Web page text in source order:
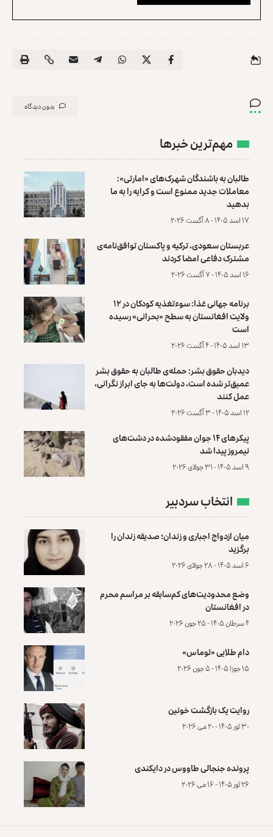
بدون دیدگاه
مهم‌ترین خبرها
طالبان به باشندگان شهرک‌های «امارتی»:
معاملات جدید ممنوع است و کرایه را به ما
بدهید
۱۷ اسد ۱۴۰۵ - ۸ آگست ۲۰۲۶
عربستان سعودی، ترکیه و پاکستان توافق‌نامه‌ی
مشترک دفاعی امضا کردند
۱۶ اسد ۱۴۰۵ - ۷ آگست ۲۰۲۶
برنامه جهانی غذا: سوءتغذیه کودکان در ۱۲
ولایت افغانستان به سطح «بحرانی» رسیده
است
۱۳ اسد ۱۴۰۵ - ۴ آگست ۲۰۲۶
دیدبان حقوق بشر: حمله‌ی طالبان به حقوق بشر
عمیق‌تر شده است، دولت‌ها به جای ابراز نگرانی،
عمل کنند
۱۲ اسد ۱۴۰۵ - ۳ آگست ۲۰۲۶
پیکرهای ۱۴ جوان مفقودشده در دشت‌های
نیمروز پیدا شد
۹ اسد ۱۴۰۵ - ۳۱ جولای ۲۰۲۶
انتخاب سردبیر
میان ازدواج اجباری و زندان؛ صدیقه زندان را
برگزید
۶ اسد ۱۴۰۵ - ۲۸ جولای ۲۰۲۶
وضع محدودیت‌های کم‌سابقه بر مراسم محرم
در افغانستان
۴ سرطان ۱۴۰۵ - ۲۵ جون ۲۰۲۶
دام طلایی «توماس»
۱۵ جوزا ۱۴۰۵ - ۵ جون ۲۰۲۶
روایت یک بازگشت خونین
۳۰ ثور ۱۴۰۵ - ۲۰ می ۲۰۲۶
پرونده‌ جنجالی طاووس در دایکندی
۲۶ ثور ۱۴۰۵ - ۱۶ می ۲۰۲۶